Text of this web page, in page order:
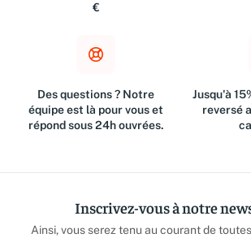
€
Des questions ? Notre
équipe est là pour vous et
répond sous 24h ouvrées.
Jusqu'à
reversé
Inscrivez-vous à notre
Ainsi, vous serez tenu au courant de